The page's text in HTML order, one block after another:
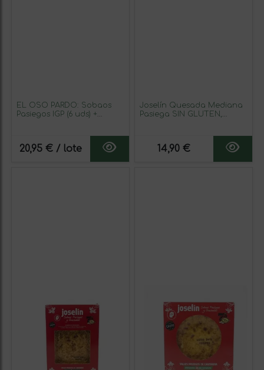
EL OSO PARDO: Sobaos
Pasiegos IGP (6 uds) +
Sabor y Textura Auténticos
20,95 € / lote
Joselín Quesada Mediana
Pasiega SIN GLUTEN,
14,90 €